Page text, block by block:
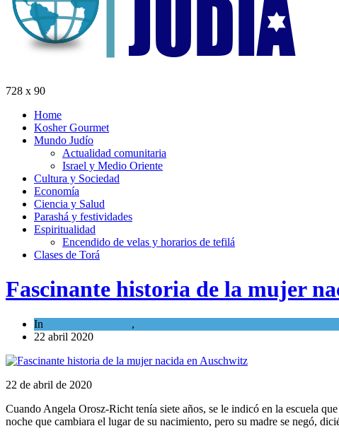
728 x 90
Home
Kosher Gourmet
Mundo Judío
Actualidad comunitaria
Israel y Medio Oriente
Cultura y Sociedad
Economía
Ciencia y Salud
Parashá y festividades
Espiritualidad
Encendido de velas y horarios de tefilá
Clases de Torá
Fascinante historia de la mujer
In ,
22 abril 2020
22 de abril de 2020
Cuando Angela Orosz-Richt tenía siete años, se le indicó en la escuela
noche que cambiara el lugar de su nacimiento, pero su madre se negó,